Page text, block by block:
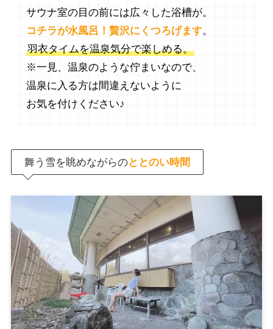
サウナ室の目の前には広々した浴槽が。
コチラが水風呂！贅沢にくつろげます。
羽衣タイムを温泉気分で楽しめる。
※一見、温泉のような佇まいなので、
温泉に入る方は間違えないように
お気を付けください♪
舞う雪を眺めながらのととのい時間